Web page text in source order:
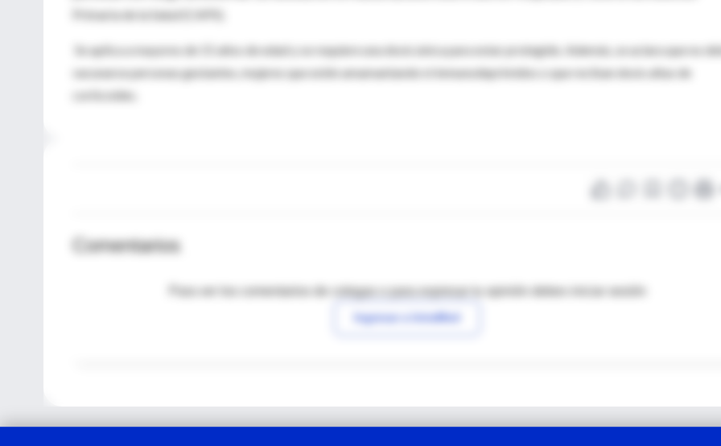
Primaria de la Salud (CAPS).
Se aplica a mayores de 15 años de edad y se requiere una dosis única para estar protegido. Además, se aclara que no
vacunarse personas gestantes, mujeres que estén amamantando ni inmunodeprimidos o que reciban dosis altas de
corticoides.
Comentarios
Para ver los comentarios de colegas o para expresar tu opinión debes iniciar sesión
Ingresar a IntraMed